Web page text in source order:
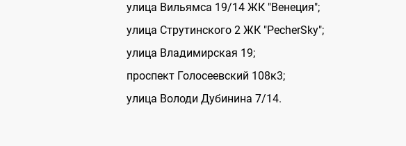
улица Вильямса 19/14 ЖК "Венеция";
улица Струтинского 2 ЖК "PecherSky";
улица Владимирская 19;
проспект Голосеевский 108к3;
улица Володи Дубинина 7/14.